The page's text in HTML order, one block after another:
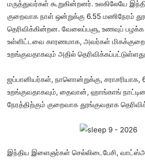
மருத்துவர்கள் கூறுகின்றனர். உலகிலேயே
குறைவாக நாள் ஒன்றுக்கு 6.55 மணிநேரம்
தெரிவிக்கின்றன. வேலைப்பளு, உணவுப்
உள்ளிட்டவை காரணமாக, அவர்கள்
உறங்குவதாகவும் அதில்
ஜப்பானியர்கள், நாளொன்றுக்கு, சராசரியாக,
உறங்குவதாகவும், தைவான், ஹாங்காங்
நேரத்திற்கும் குறைவாக தூங்குவதாக
இந்திய இளைஞர்கள் செல்லிடைபேசி,